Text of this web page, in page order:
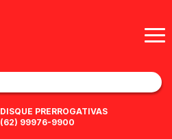
DISQUE PRERROGATIVAS
(62) 99976-9900